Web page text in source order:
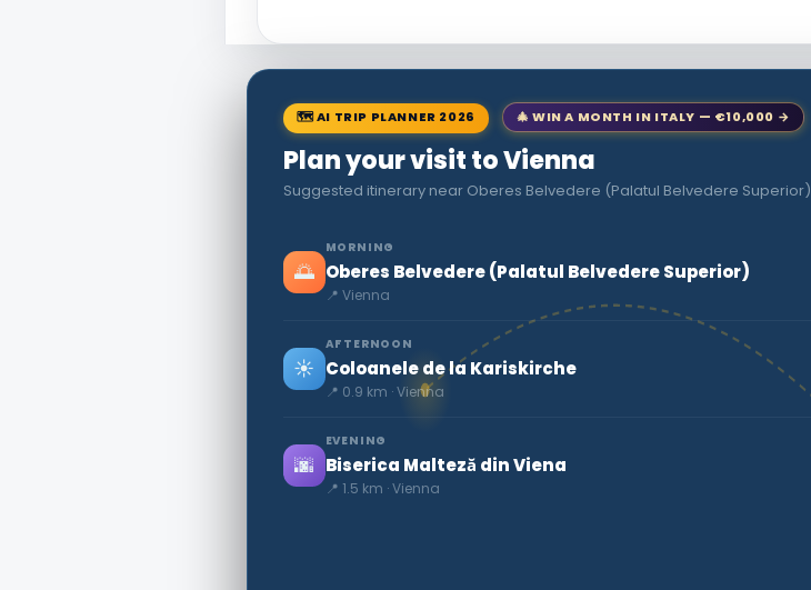
🗺 AI TRIP PLANNER 2026 🎄 WIN A MONTH IN ITALY — €10,000 →
Plan your visit to Vienna
Suggested itinerary near Oberes Belvedere (Palatul Belvedere Superior)
🌅
MORNING
Oberes Belvedere (Palatul Belvedere Superior)
📍 Vienna
☀️
AFTERNOON
Coloanele de la Kariskirche
📍 0.9 km · Vienna
🌆
EVENING
Biserica Malteză din Viena
📍 1.5 km · Vienna